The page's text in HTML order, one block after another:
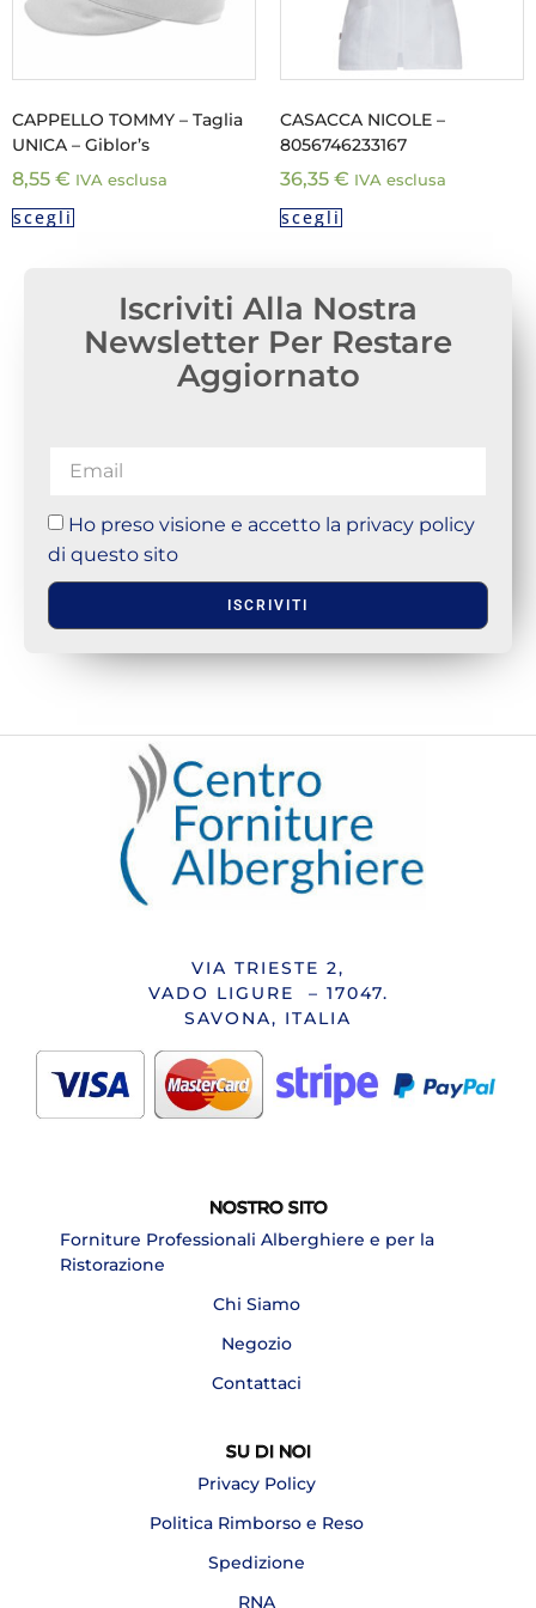
CAPPELLO TOMMY – Taglia
UNICA – Giblor’s
8,55 € IVA esclusa
scegli
CASACCA NICOLE –
8056746233167
36,35 € IVA esclusa
scegli
Iscriviti Alla Nostra
Newsletter Per Restare
Aggiornato
Ho preso visione e accetto la privacy policy
di questo sito
ISCRIVITI
VIA TRIESTE 2,
VADO LIGURE – 17047.
SAVONA, ITALIA
NOSTRO SITO
Forniture Professionali Alberghiere e per la
Ristorazione
Chi Siamo
Negozio
Contattaci
SU DI NOI
Privacy Policy
Politica Rimborso e Reso
Spedizione
RNA